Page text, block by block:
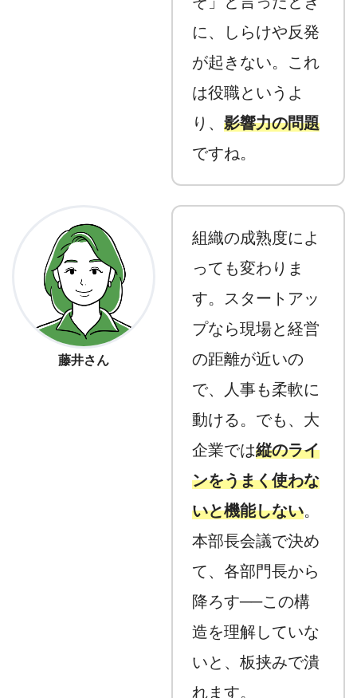
に、しらけや反発
が起きない。これ
は役職というよ
り、 影響力の問題
ですね。
藤井さん
組織の成熟度によ
っても変わりま
す。スタートアッ
プなら現場と経営
の距離が近いの
で、人事も柔軟に
動ける。でも、大
企業では縦のライ
ンをうまく使わな
いと機能しない。
本部長会議で決め
て、各部門長から
降ろす──この構
造を理解していな
いと、板挟みで潰
れます。